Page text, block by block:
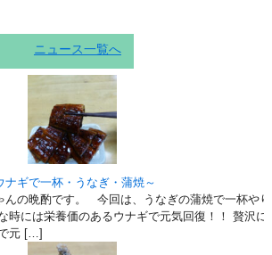
ニュース一覧へ
ギで一杯・うなぎ・蒲焼～
んの晩酌です。 今回は、うなぎの蒲焼で一杯や
時には栄養価のあるウナギで元気回復！！ 贅沢
元 […]